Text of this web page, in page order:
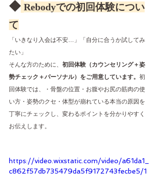
◆ Rebodyでの初回体験につい
て
「いきなり入会は不安…」「自分に合うか試してみ
たい」
そんな方のために、 初回体験（カウンセリング＋姿
勢チェック＋パーソナル）をご用意しています。 初
回体験では、・骨盤の位置・お腹やお尻の筋肉の使
い方・姿勢のクセ・体型が崩れている本当の原因を
丁寧にチェックし、変わるポイントを分かりやすく
お伝えします。
https://video.wixstatic.com/video/a61da1_
c862f57db735479da5f9172743fecbe5/1